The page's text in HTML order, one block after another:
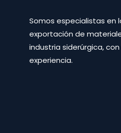
Somos especialistas en
exportación de
industria siderúrgica,
experiencia.